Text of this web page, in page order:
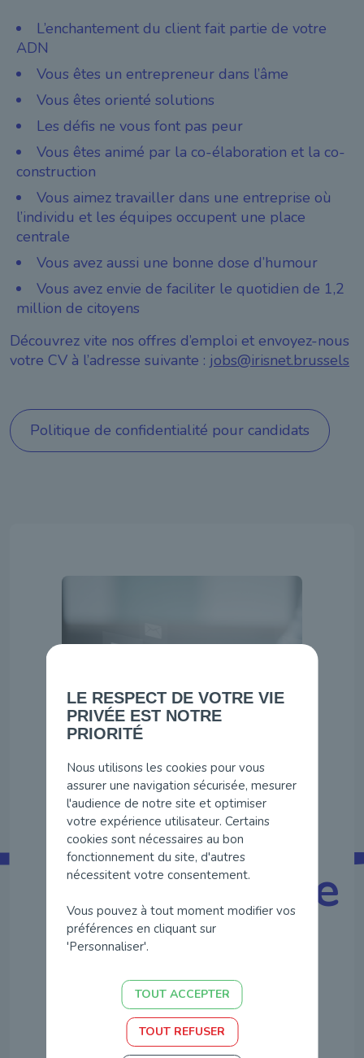
L’enchantement du client fait partie de votre
ADN
Vous êtes un entrepreneur dans l’âme
Vous êtes orienté solutions
Les défis ne vous font pas peur
Vous êtes animé par la co-élaboration et la co-
construction
Vous aimez travailler dans une entreprise où
l’individu et les équipes occupent une place
centrale
Vous avez aussi une bonne dose d’humour
Vous avez envie de faciliter le quotidien de 1,2
million de citoyens
Découvrez vite nos offres d’emploi et envoyez-nous
votre CV à l’adresse suivante : jobs@irisnet.brussels
Politique de confidentialité pour candidats
Candidature
spontanée
Nous sommes toujours à la
recherche de talents, n’hésitez
LE RESPECT DE VOTRE VIE
PRIVÉE EST NOTRE
PRIORITÉ
Nous utilisons les cookies pour vous
assurer une navigation sécurisée, mesurer
l'audience de notre site et optimiser
votre expérience utilisateur. Certains
cookies sont nécessaires au bon
fonctionnement du site, d'autres
nécessitent votre consentement.
Vous pouvez à tout moment modifier vos
préférences en cliquant sur
'Personnaliser'.
TOUT ACCEPTER
TOUT REFUSER